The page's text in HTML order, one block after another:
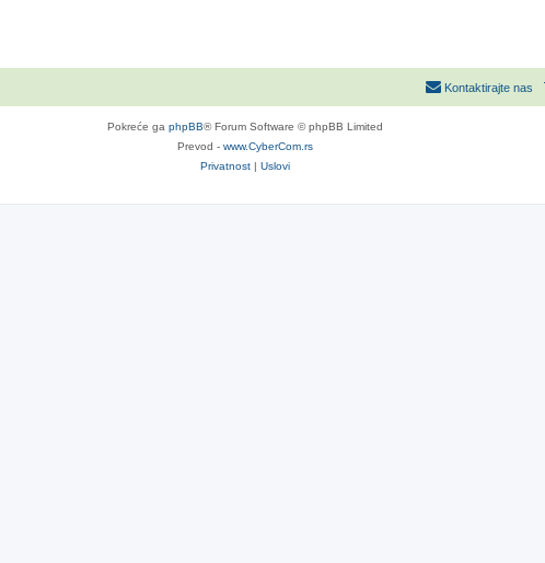
Kontaktirajte nas
Pokreće ga phpBB® Forum Software © phpBB Limited
Prevod - www.CyberCom.rs
Privatnost | Uslovi